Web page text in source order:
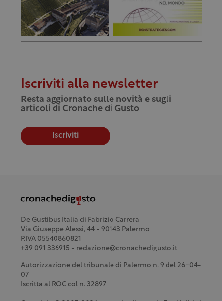
Iscriviti alla newsletter
Resta aggiornato sulle novità e sugli
articoli di Cronache di Gusto
Iscriviti
De Gustibus Italia di Fabrizio Carrera
Via Giuseppe Alessi, 44 - 90143 Palermo
P.IVA 05540860821
+39 091 336915 - redazione@cronachedigusto.it
Autorizzazione del tribunale di Palermo n. 9 del 26-04-
07
Iscritta al ROC col n. 32897